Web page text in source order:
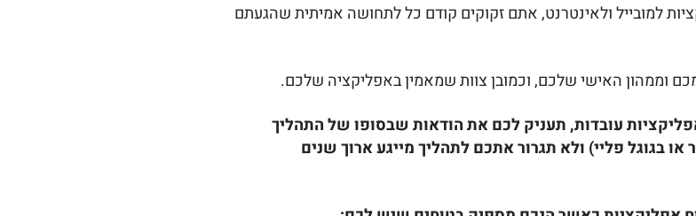
למובייל ולאינטרנט, אתם זקוקים קודם כל לתחושה אמיתית שהגעתם
וממהון האישי שלכם, וכמובן צוות שמאמין באפליקציה שלכם.
עובדות, תעניק לכם את הודאות שבסופו של התהליך
פליי) ולא תגרור אתכם לתהליך מייגע ארוך שנים